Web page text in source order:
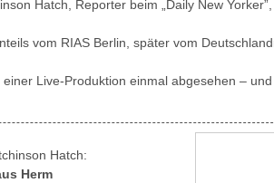
Hatch, Reporter beim „Daily New
vom RIAS Berlin, später vom
Live-Produktion einmal abgesehen –
Hatch:
Herm